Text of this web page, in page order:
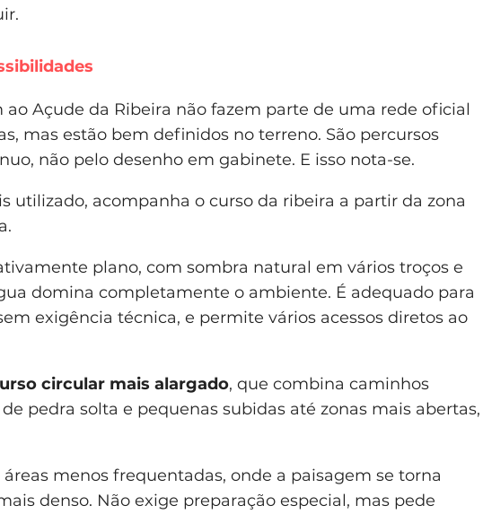
Açude da Ribeira não fazem parte de uma rede oficial
mas estão bem definidos no terreno. São percursos
não pelo desenho em gabinete. E isso nota-se.
utilizado, acompanha o curso da ribeira a partir da zona
plano, com sombra natural em vários troços e
domina completamente o ambiente. É adequado para
exigência técnica, e permite vários acessos diretos ao
circular mais alargado, que combina caminhos
pedra solta e pequenas subidas até zonas mais abertas,
menos frequentadas, onde a paisagem se torna
denso. Não exige preparação especial, mas pede